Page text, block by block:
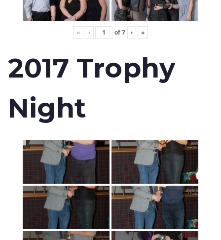
« ‹ of7 › »
2017 Trophy
Night